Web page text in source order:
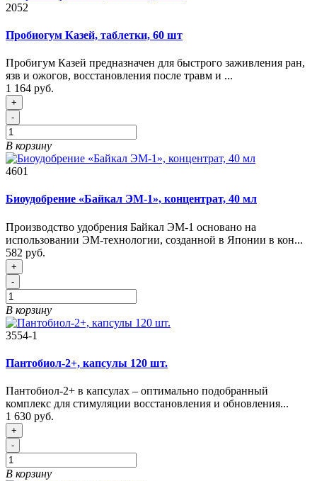
2052
Пробиогум Казей, таблетки, 60 шт
Пробигум Казей предназначен для быстрого заживления ран,
язв и ожогов, восстановления после травм и ...
1 164 руб.
+
-
В корзину
4601
Биоудобрение «Байкал ЭМ-1», концентрат, 40 мл
Производство удобрения Байкал ЭМ-1 основано на
использовании ЭМ-технологии, созданной в Японии в кон...
582 руб.
+
-
В корзину
3554-1
Пантобиол-2+, капсулы 120 шт.
Пантобиол-2+ в капсулах – оптимально подобранный
комплекс для стимуляции восстановления и обновления...
1 630 руб.
+
-
В корзину